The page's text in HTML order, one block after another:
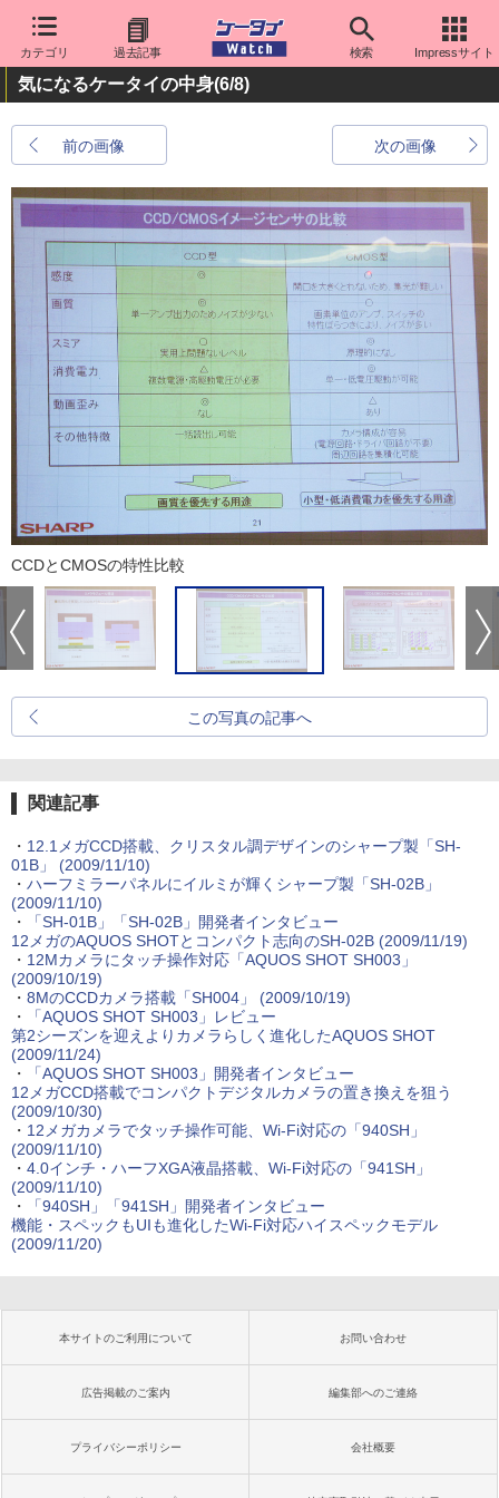
カテゴリ 過去記事 検索 Impressサイト
気になるケータイの中身(6/8)
前の画像 次の画像
CCDとCMOSの特性比較
この写真の記事へ
関連記事
・ 12.1メガCCD搭載、クリスタル調デザインのシャープ製「SH-
01B」
(2009/11/10)
・ ハーフミラーパネルにイルミが輝くシャープ製「SH-02B」
(2009/11/10)
・
「SH-01B」「SH-02B」開発者インタビュー
12メガのAQUOS SHOTとコンパクト志向のSH-02B(2009/11/19)
・ 12Mカメラにタッチ操作対応「AQUOS SHOT SH003」
(2009/10/19)
・ 8MのCCDカメラ搭載「SH004」
(2009/10/19)
・
「AQUOS SHOT SH003」レビュー
第2シーズンを迎えよりカメラらしく進化したAQUOS SHOT
(2009/11/24)
・
「AQUOS SHOT SH003」開発者インタビュー
12メガCCD搭載でコンパクトデジタルカメラの置き換えを狙う
(2009/10/30)
・ 12メガカメラでタッチ操作可能、Wi-Fi対応の「940SH」
(2009/11/10)
・ 4.0インチ・ハーフXGA液晶搭載、Wi-Fi対応の「941SH」
(2009/11/10)
・
「940SH」「941SH」開発者インタビュー
機能・スペックもUIも進化したWi-Fi対応ハイスペックモデル
(2009/11/20)
本サイトのご利用について お問い合わせ
広告掲載のご案内 編集部へのご連絡
プライバシーポリシー 会社概要